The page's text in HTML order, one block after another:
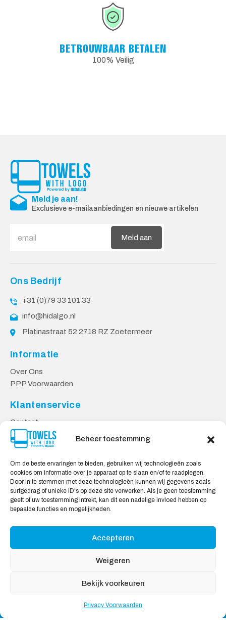
Beheer toestemming
Om de beste ervaringen te bieden, gebruiken wij technologieën zoals
cookies om informatie over je apparaat op te slaan en/of te raadplegen.
Door in te stemmen met deze technologieën kunnen wij gegevens zoals
surfgedrag of unieke ID's op deze site verwerken. Als je geen toestemming
geeft of uw toestemming intrekt, kan dit een nadelige invloed hebben op
bepaalde functies en mogelijkheden.
Accepteren
Weigeren
Bekijk voorkeuren
Privacy Voorwaarden
BETROUWBAAR BETALEN
100% Veilig
Meld je aan!
Exclusieve e-mailaanbiedingen en nieuwe artikelen
Meld aan
Ons Bedrijf
+31 (0)79 33 101 33
info@hidalgo.nl
Platinastraat 52 2718 RZ Zoetermeer
Informatie
Over Ons
PPP Voorwaarden
Klantenservice
Contact
Privacy Voorwaarden
Levering & Retourneren
Veilig Shoppen
Mijn account
Winkelwagen
Wij Accepteren:
Copyright © 2026Handdoekeninclusieflogo
reserved